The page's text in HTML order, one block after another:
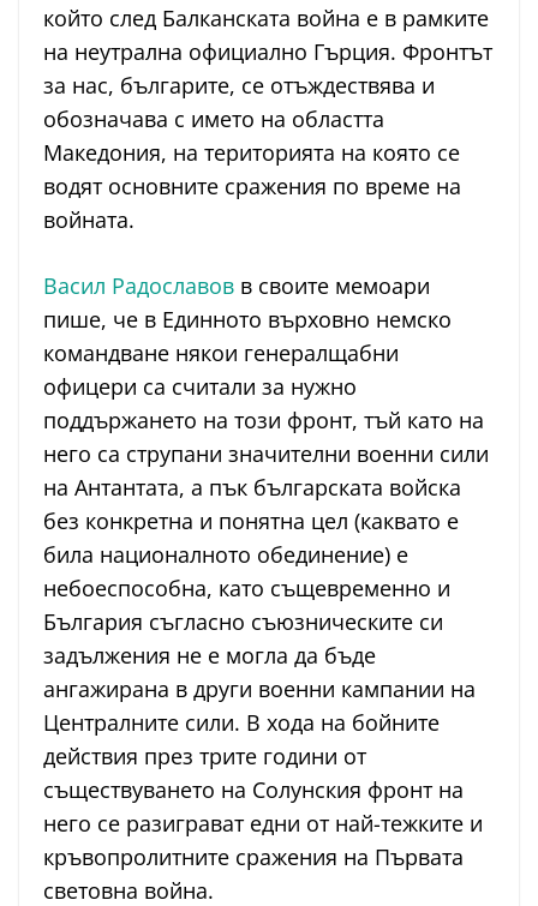
който след Балканската война е в рамките
на неутрална официално Гърция. Фронтът
за нас, българите, се отъждествява и
обозначава с името на областта
Македония, на територията на която се
водят основните сражения по време на
войната.
Васил Радославов в своите мемоари
пише, че в Единното върховно немско
командване някои генералщабни
офицери са считали за нужно
поддържането на този фронт, тъй като на
него са струпани значителни военни сили
на Антантата, а пък българската войска
без конкретна и понятна цел (каквато е
била националното обединение) е
небоеспособна, като същевременно и
България съгласно съюзническите си
задължения не е могла да бъде
ангажирана в други военни кампании на
Централните сили. В хода на бойните
действия през трите години от
съществуването на Солунския фронт на
него се разиграват едни от най-тежките и
кръвопролитните сражения на Първата
световна война.